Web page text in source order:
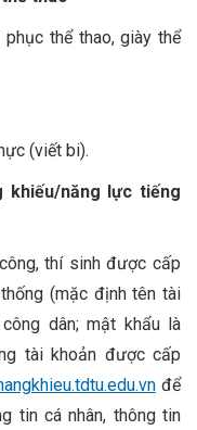
thể thao, giày thể
(viết bi).
khiếu/năng lực tiếng
thí sinh được cấp
(mặc định tên tài
dân; mật khẩu là
tài khoản được cấp
để
tin cá nhân, thông tin